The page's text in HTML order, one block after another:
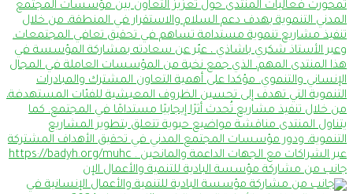
جانب من مشاركة مؤسسة البادية للتنمية والأعمال الإن